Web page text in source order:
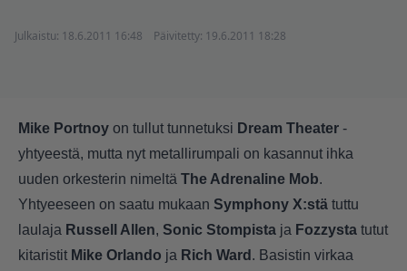
Julkaistu: 18.6.2011 16:48 Päivitetty: 19.6.2011 18:28
Mike Portnoy on tullut tunnetuksi Dream Theater -
yhtyeestä, mutta nyt metallirumpali on kasannut ihka
uuden orkesterin nimeltä The Adrenaline Mob.
Yhtyeeseen on saatu mukaan Symphony X:stä tuttu
laulaja Russell Allen, Sonic Stompista ja Fozzysta tutut
kitaristit Mike Orlando ja Rich Ward . Basistin virkaa